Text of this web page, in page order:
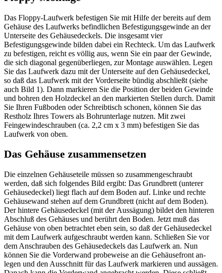
Das Floppy-Laufwerk befestigen Sie mit Hilfe der bereits auf dem
Gehäuse des Laufwerks befindlichen Befestigungsgewinde an der
Unterseite des Gehäusedeckels. Die insgesamt vier
Befestigungsgewinde bilden dabei ein Rechteck. Um das Laufwerk
zu befestigen, reicht es völlig aus, wenn Sie ein paar der Gewinde,
die sich diagonal gegenüberliegen, zur Montage auswählen. Legen
Sie das Laufwerk dazu mit der Unterseite auf den Gehäusedeckel,
so daß das Laufwerk mit der Vorderseite bündig abschließt (siehe
auch Bild 1). Dann markieren Sie die Position der beiden Gewinde
und bohren den Holzdeckel an den markierten Stellen durch. Damit
Sie Ihren Fußboden oder Schreibtisch schonen, können Sie das
Restholz Ihres Towers als Bohrunterlage nutzen. Mit zwei
Feingewindeschrauben (ca. 2,2 cm x 3 mm) befestigen Sie das
Laufwerk von oben.
Das Gehäuse zusammensetzen
Die einzelnen Gehäuseteile müssen so zusammengeschraubt
werden, daß sich folgendes Bild ergibt: Das Grundbrett (unterer
Gehäusedeckel) liegt flach auf dem Boden auf. Linke und rechte
Gehäusewand stehen auf dem Grundbrett (nicht auf dem Boden).
Der hintere Gehäusedeckel (mit der Aussägung) bildet den hinteren
Abschluß des Gehäuses und berührt den Boden. Jetzt muß das
Gehäuse von oben betrachtet eben sein, so daß der Gehäusedeckel
mit dem Laufwerk aufgeschraubt werden kann. Schließen Sie vor
dem Anschrauben des Gehäusedeckels das Laufwerk an. Nun
können Sie die Vorderwand probeweise an die Gehäusefront an-
legen und den Ausschnitt für das Laufwerk markieren und aussägen.